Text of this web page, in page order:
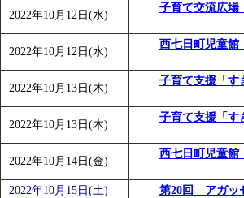
2022年10月12日(水)
子育て交流広場
2022年10月12日(水)
西七日町児童
2022年10月13日(木)
子育て支援「す
2022年10月13日(木)
子育て支援「す
2022年10月14日(金)
西七日町児童
2022年10月15日(土)
第20回 アガッ